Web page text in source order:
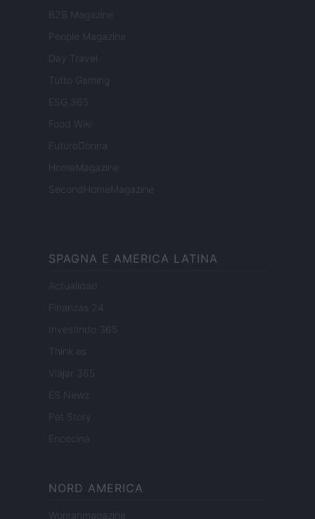
B2B Magazine
People Magazine
Day Travel
Tutto Gaming
ESG 365
Food Wiki
FuturoDonna
HomeMagazine
SecondHomeMagazine
SPAGNA E AMERICA LATINA
Actualidad
Finanzas 24
Investindo 365
Think.es
Viajar 365
ES Newz
Pet Story
Encocina
NORD AMERICA
Womanmagazine